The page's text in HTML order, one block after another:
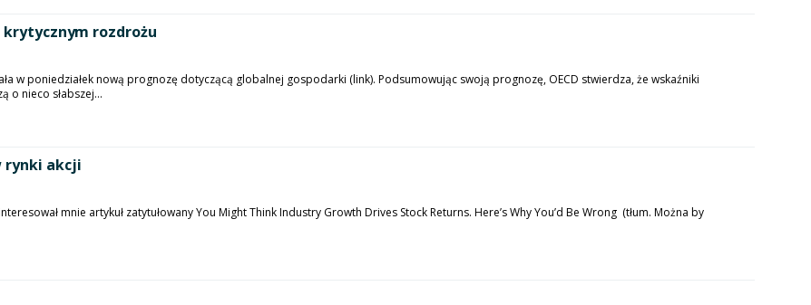
rozdrożu
w poniedziałek nową prognozę dotyczącą globalnej gospodarki (link). Podsumowując swoją prognozę, OECD stwierdza, że wskaźniki
o nieco słabszej...
rynki akcji
mnie artykuł zatytułowany You Might Think Industry Growth Drives Stock Returns. Here’s Why You’d Be Wrong (tłum. Można by